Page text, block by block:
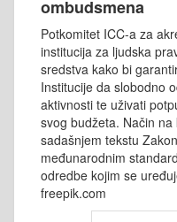
ombudsmena
Potkomitet ICC-a za
institucija za ljudska
sredstva kako bi
Institucije da slobodno
aktivnosti te uživati
svog budžeta. Način
sadašnjem tekstu
međunarodnim
odredbe kojim se
freepik.com